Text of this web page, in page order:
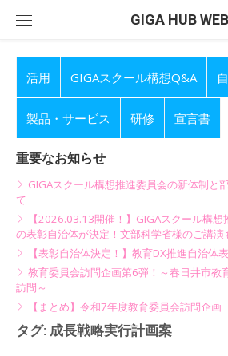
GIGA HUB WEB
活用 GIGAスクール構想Q&A
製品・サービス 研修 宣言書
重要なお知らせ
GIGAスクール構想推進委員会の新体制と
て
【2026.03.13開催！】GIGAスクール構
の表彰自治体が決定！文部科学省様のご講演
【表彰自治体決定！】教育DX推進自治体
教育委員会訪問企画第6弾！～春日井市
訪問～
【まとめ】令和7年度教育委員会訪問企画
タグ: 成長戦略実行計画案